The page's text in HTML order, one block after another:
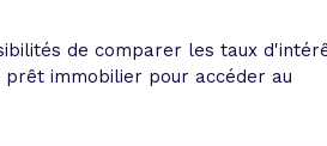
de comparer les taux
immobilier pour accéder au